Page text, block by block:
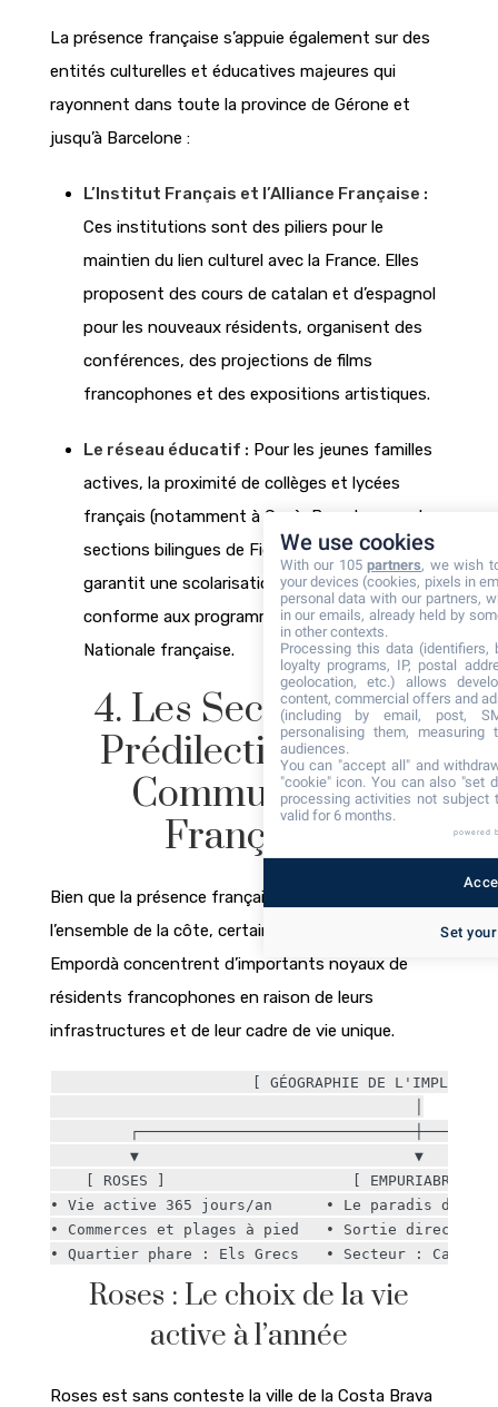
La présence française s’appuie également sur des
entités culturelles et éducatives majeures qui
rayonnent dans toute la province de Gérone et
jusqu’à Barcelone :
L’Institut Français et l’Alliance Française :
Ces institutions sont des piliers pour le
maintien du lien culturel avec la France. Elles
proposent des cours de catalan et d’espagnol
pour les nouveaux résidents, organisent des
conférences, des projections de films
francophones et des expositions artistiques.
Le réseau éducatif : Pour les jeunes familles
actives, la proximité de collèges et lycées
français (notamment à Gavà, Barcelone, ou les
sections bilingues de Figueres et Gérone)
garantit une scolarisation d’excellence
conforme aux programmes de l’Éducation
Nationale française.
4. Les Secteurs de
Prédilection de la
Communauté
Française
Bien que la présence française soit diffuse sur
l’ensemble de la côte, certaines communes de l’Alt
Empordà concentrent d’importants noyaux de
résidents francophones en raison de leurs
infrastructures et de leur cadre de vie unique.
[ GÉOGRAPHIE DE
▼                               ▼
[ ROSES ]                     [ EMPURIABRAVA
• Vie active 365 jours/an      • Le paradis des
• Commerces et plages à pied   • Sortie directe
Roses : Le choix de la vie
active à l’année
Roses est sans conteste la ville de la Costa Brava
We use cookies
With our 105partners, we wish
your devices (cookies, pixels in
personal data with our partners,
in our emails, already held by
in other contexts.
Processing this data (identifiers,
loyalty programs, IP, postal
geolocation, etc.) allows
content, commercial offers and
(including by email, post,
personalising them, measuring
audiences.
You can "accept all" and
"cookie" icon. You can also "set
processing activities not subject
valid for 6 months.
powered
Set